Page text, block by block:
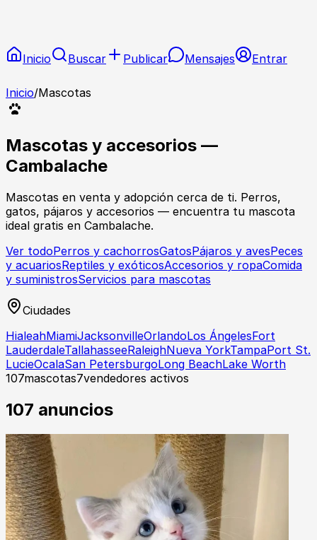
Inicio Buscar Publicar Mensajes Entrar
Inicio/Mascotas
Mascotas y accesorios —
Cambalache
Mascotas en venta y adopción cerca de ti. Perros,
gatos, pájaros y accesorios — encuentra tu mascota
ideal gratis en Cambalache.
Ver todoPerros y cachorrosGatosPájaros y avesPeces
y acuariosReptiles y exóticosAccesorios y ropaComida
y suministrosServicios para mascotas
Ciudades
HialeahMiamiJacksonvilleOrlandoLos ÁngelesFort
LauderdaleTallahasseeRaleighNueva YorkTampaPort St.
LucieOcalaSan PetersburgoLong BeachLake Worth
107mascotas7vendedores activos
107 anuncios